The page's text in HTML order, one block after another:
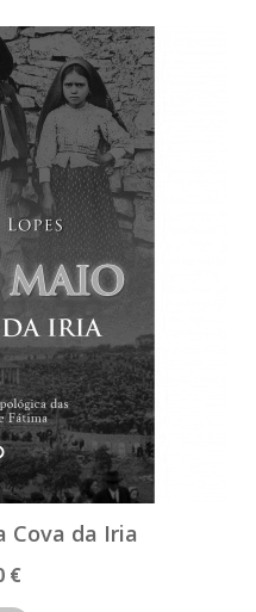
Cova da Iria
€